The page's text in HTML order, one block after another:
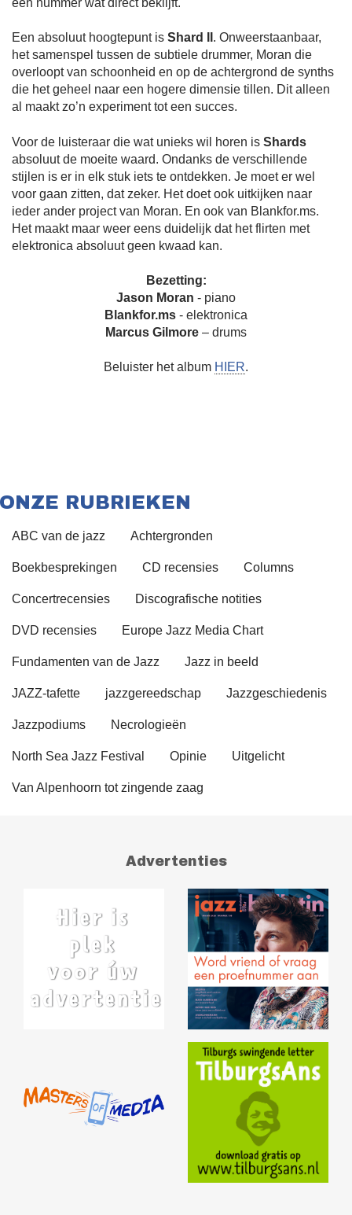
Een absoluut hoogtepunt is Shard II . Onweerstaanbaar,
het samenspel tussen de subtiele drummer, Moran die
overloopt van schoonheid en op de achtergrond de synths
die het geheel naar een hogere dimensie tillen. Dit alleen
al maakt zo’n experiment tot een succes.
Voor de luisteraar die wat unieks wil horen is Shards
absoluut de moeite waard. Ondanks de verschillende
stijlen is er in elk stuk iets te ontdekken. Je moet er wel
voor gaan zitten, dat zeker. Het doet ook uitkijken naar
ieder ander project van Moran. En ook van Blankfor.ms.
Het maakt maar weer eens duidelijk dat het flirten met
elektronica absoluut geen kwaad kan.
Bezetting:
Jason Moran - piano
Blankfor.ms - elektronica
Marcus Gilmore – drums
Beluister het album HIER.
ONZE RUBRIEKEN
ABC van de jazz Achtergronden
Boekbesprekingen CD recensies Columns
Concertrecensies Discografische notities
DVD recensies Europe Jazz Media Chart
Fundamenten van de Jazz Jazz in beeld
JAZZ-tafette jazzgereedschap Jazzgeschiedenis
Jazzpodiums Necrologieën
North Sea Jazz Festival Opinie Uitgelicht
Van Alpenhoorn tot zingende zaag
Advertenties